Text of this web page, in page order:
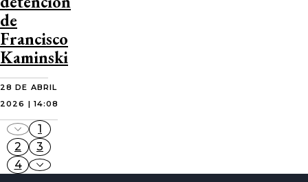
de
Francisco
Kaminski
28 DE ABRIL
2026 | 14:08
1
2
3
4